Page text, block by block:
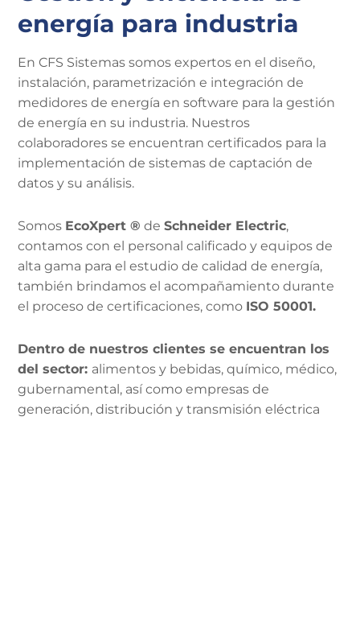
energía para industria
En CFS Sistemas somos expertos en el diseño,
instalación, parametrización e integración de
medidores de energía en software para la gestión
de energía en su industria. Nuestros
colaboradores se encuentran certificados para la
implementación de sistemas de captación de
datos y su análisis.
Somos EcoXpert ® deSchneider Electric,
contamos con el personal calificado y equipos de
alta gama para el estudio de calidad de energía,
también brindamos el acompañamiento durante
el proceso de certificaciones, como ISO 50001.
Dentro de nuestros clientes se encuentran los
del sector: alimentos y bebidas, químico, médico,
gubernamental, así como empresas de
generación, distribución y transmisión eléctrica